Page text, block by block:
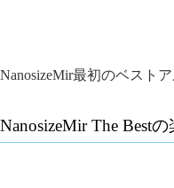
NanosizeMir最初のベスト
NanosizeMir The Bestの